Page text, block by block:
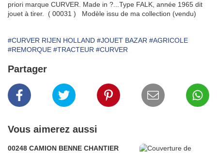
priori marque CURVER. Made in ?...Type FALK, année 1965 dit
jouet à tirer. ( 00031 ) Modèle issu de ma collection (vendu)
#CURVER RIJEN HOLLAND #JOUET BAZAR #AGRICOLE
#REMORQUE #TRACTEUR #CURVER
Partager
Vous aimerez aussi
00248 CAMION BENNE CHANTIER